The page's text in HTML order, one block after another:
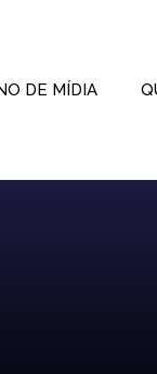
DE MÍDIA